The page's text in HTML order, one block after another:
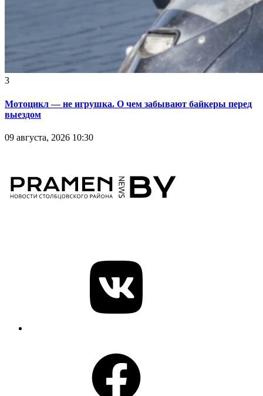
3
Мотоцикл — не игрушка. О чем забывают байкеры перед
выездом
09 августа, 2026 10:30